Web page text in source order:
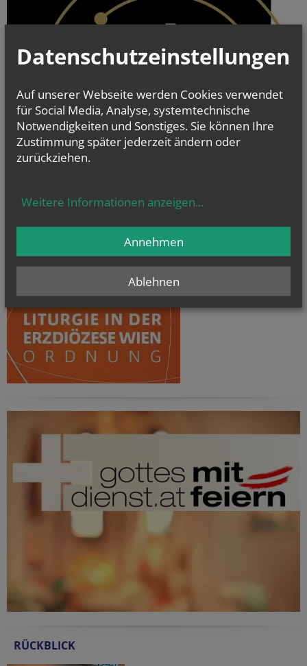
RÜCKBLICK
Datenschutzeinstellungen
Auf unserer Webseite werden Cookies verwendet
für Social Media, Analyse, systemtechnische
Notwendigkeiten und Sonstiges. Sie können Ihre
Zustimmung später jederzeit ändern oder
zurückziehen.
Weitere Informationen anzeigen...
Ablehnen
Annehmen